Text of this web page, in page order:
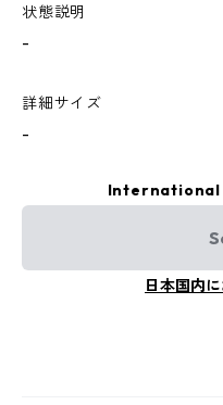
状態説明
-
詳細サイズ
-
International
日本国内